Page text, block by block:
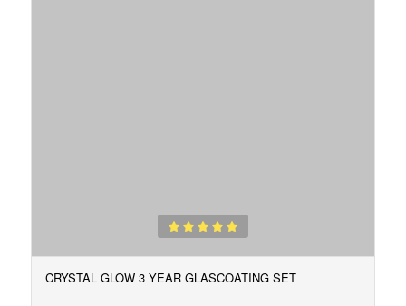
Gewaardeerd
5.00
uit 5
CRYSTAL GLOW 3 YEAR GLASCOATING SET